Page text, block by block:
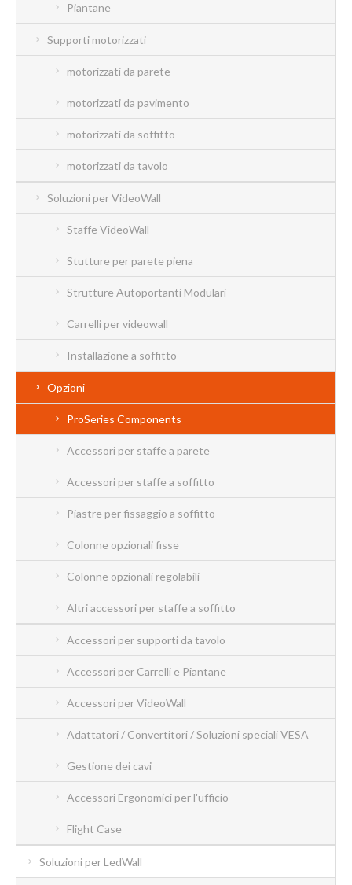
Piantane
Supporti motorizzati
motorizzati da parete
motorizzati da pavimento
motorizzati da soffitto
motorizzati da tavolo
Soluzioni per VideoWall
Staffe VideoWall
Stutture per parete piena
Strutture Autoportanti Modulari
Carrelli per videowall
Installazione a soffitto
Opzioni
ProSeries Components
Accessori per staffe a parete
Accessori per staffe a soffitto
Piastre per fissaggio a soffitto
Colonne opzionali fisse
Colonne opzionali regolabili
Altri accessori per staffe a soffitto
Accessori per supporti da tavolo
Accessori per Carrelli e Piantane
Accessori per VideoWall
Adattatori / Convertitori / Soluzioni speciali VESA
Gestione dei cavi
Accessori Ergonomici per l'ufficio
Flight Case
Soluzioni per LedWall